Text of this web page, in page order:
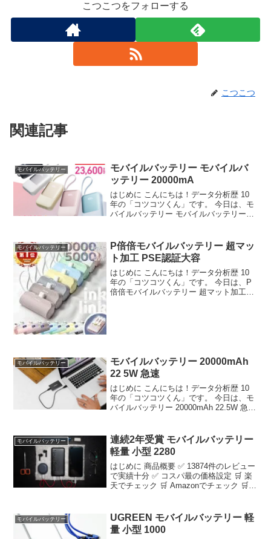
こつこつをフォローする
こつこつ
関連記事
モバイルバッテリー
モバイルバッテリー モバイルバ
ッテリー 20000mA
はじめに こんにちは！データ分析歴 10
年の「コツコツくん」です。 今日は、モ
バイルバッテリー モバイルバッテリー
【評価4.55】モバイルバッテリー モバ...
モバイルバッテリー
P倍倍モバイルバッテリー 超マッ
ト加工 PSE認証大容
はじめに こんにちは！データ分析歴 10
年の「コツコツくん」です。 今日は、P
倍倍モバイルバッテリー 超マット加工
モバイルバッテリー
モバイルバッテリー 20000mAh
22 5W 急速
はじめに こんにちは！データ分析歴 10
年の「コツコツくん」です。 今日は、モ
バイルバッテリー 20000mAh 22.5W 急速
20000mAh 22.5...
モバイルバッテリー
連続2年受賞 モバイルバッテリー
軽量 小型 2280
はじめに 商品概要 ✅ 13874件のレビュー
で実績十分 ✅ コスパ最の価格設定 🛒 楽
天でチェック 🛒 Amazonでチェック 🛒
楽天市場の商品情報を元に...
モバイルバッテリー
UGREEN モバイルバッテリー 軽
量 小型 1000